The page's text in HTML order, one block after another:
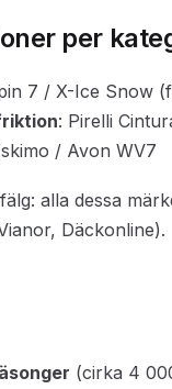
per
7 / X-Ice Snow
: Pirelli
/ Avon WV7
alla dessa
Däckonline).
(cirka 4